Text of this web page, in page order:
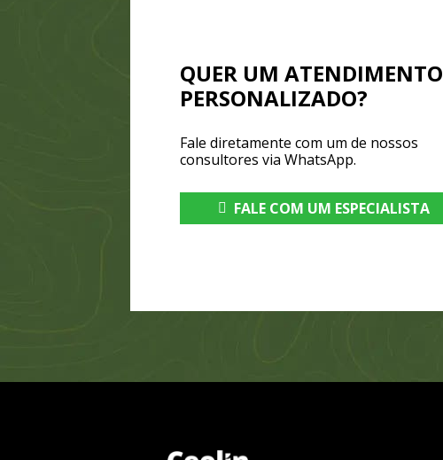
QUER UM ATENDIMENTO
PERSONALIZADO?
Fale diretamente com um de nossos
consultores via WhatsApp.
FALE COM UM ESPECIALISTA